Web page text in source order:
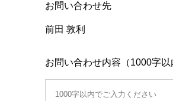
お問い合わせ先
前田 敦利
お問い合わせ内容（1000字以